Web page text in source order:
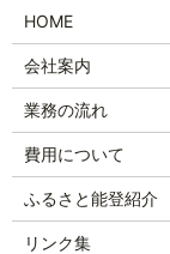
HOME
会社案内
業務の流れ
費用について
ふるさと能登紹介
リンク集